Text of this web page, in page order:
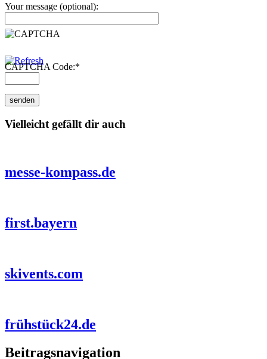
Your message (optional):
CAPTCHA Code:*
Vielleicht gefällt dir auch
messe-kompass.de
first.bayern
skivents.com
frühstück24.de
Beitragsnavigation